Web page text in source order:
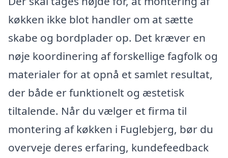
køkken ikke blot handler om at sætte
skabe og bordplader op. Det kræver en
nøje koordinering af forskellige fagfolk og
materialer for at opnå et samlet resultat,
der både er funktionelt og æstetisk
tiltalende. Når du vælger et firma til
montering af køkken i Fuglebjerg, bør du
overveje deres erfaring, kundefeedback